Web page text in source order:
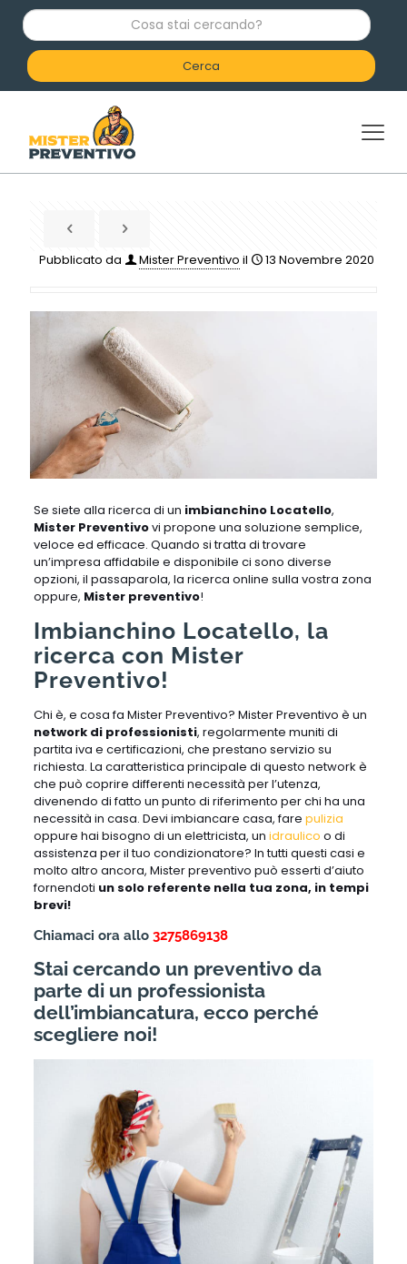
C
o
a
c
e
Pubblicato da Mister Preventivo il 13 Novembre 2020
Se siete alla ricerca di un imbianchino Locatello,
Mister Preventivovi propone una soluzione semplice,
veloce ed efficace. Quando si tratta di trovare
un’impresa affidabile e disponibile ci sono diverse
opzioni, il passaparola, la ricerca online sulla vostra zona
oppure, Mister preventivo!
Imbianchino Locatello, la
ricerca con Mister
Preventivo!
Chi è, e cosa fa Mister Preventivo? Mister Preventivo è un
network di professionisti, regolarmente muniti di
partita iva e certificazioni, che prestano servizio su
richiesta. La caratteristica principale di questo network è
che può coprire differenti necessità per l’utenza,
divenendo di fatto un punto di riferimento per chi ha una
necessità in casa. Devi imbiancare casa, fare pulizia
oppure hai bisogno di un elettricista, un idraulico o di
assistenza per il tuo condizionatore? In tutti questi casi e
molto altro ancora, Mister preventivo può esserti d’aiuto
fornendoti un solo referente nella tua zona, in tempi
brevi!
Chiamaci ora allo 3275869138
Stai cercando un preventivo da
parte di un professionista
dell’imbiancatura, ecco perché
scegliere noi!